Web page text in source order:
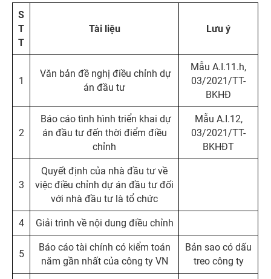
S
T
T
Tài liệu Lưu ý
1
Văn bản đề nghị điều chỉnh dự
án đầu tư
Mẫu A.I.11.h,
03/2021/TT-
BKHĐ
2
Báo cáo tình hình triển khai dự
án đầu tư đến thời điểm điều
chỉnh
Mẫu A.I.12,
03/2021/TT-
BKHĐT
3
Quyết định của nhà đầu tư về
việc điều chỉnh dự án đầu tư đối
với nhà đầu tư là tổ chức
4 Giải trình về nội dung điều chỉnh
5
Báo cáo tài chính có kiểm toán
năm gần nhất của công ty VN
Bản sao có dấu
treo công ty